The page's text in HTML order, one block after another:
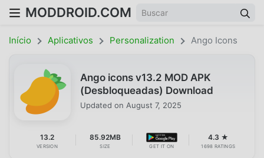
MODDROID.COM
Início Aplicativos Personalization Ango Icons
Ango icons v13.2 MOD APK
(Desbloqueadas) Download
Updated on August 7, 2025
13.2
VERSION
85.92MB
SIZE GET IT ON
4.3 ★
1698 RATINGS